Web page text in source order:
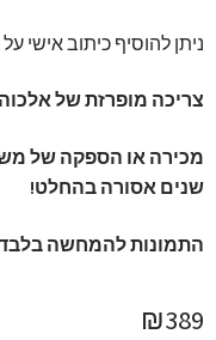
ניתן להוסיף כיתוב אישי
צריכה מופרזת של
שנים אסורה בהחלט!
התמונות להמחשה
₪389